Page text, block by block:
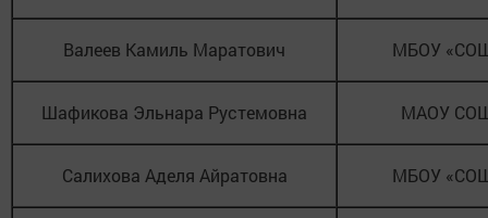
Валеев Камиль Маратович МБОУ
Шафикова Эльнара Рустемовна МАОУ
Салихова Аделя Айратовна МБОУ